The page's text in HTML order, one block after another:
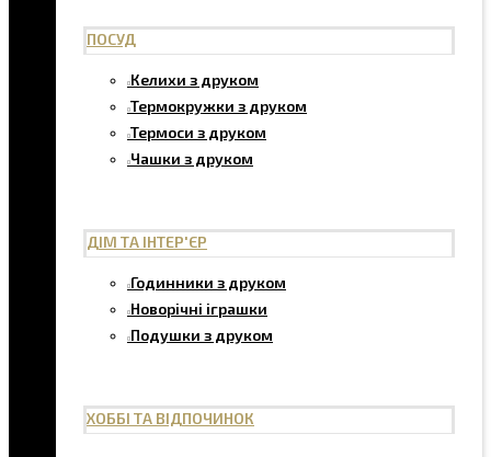
ПОСУД
Келихи з друком
Термокружки з друком
Термоси з друком
Чашки з друком
ДІМ ТА ІНТЕР'ЄР
Годинники з друком
Новорічні іграшки
Подушки з друком
ХОББІ ТА ВІДПОЧИНОК